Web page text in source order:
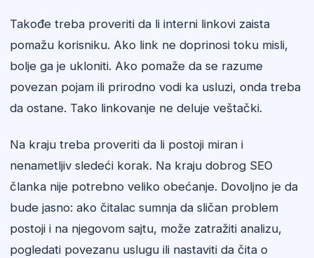
Takođe treba proveriti da li interni linkovi zaista
pomažu korisniku. Ako link ne doprinosi toku misli,
bolje ga je ukloniti. Ako pomaže da se razume
povezan pojam ili prirodno vodi ka usluzi, onda treba
da ostane. Tako linkovanje ne deluje veštački.
Na kraju treba proveriti da li postoji miran i
nenametljiv sledeći korak. Na kraju dobrog SEO
članka nije potrebno veliko obećanje. Dovoljno je da
bude jasno: ako čitalac sumnja da sličan problem
postoji i na njegovom sajtu, može zatražiti analizu,
pogledati povezanu uslugu ili nastaviti da čita o